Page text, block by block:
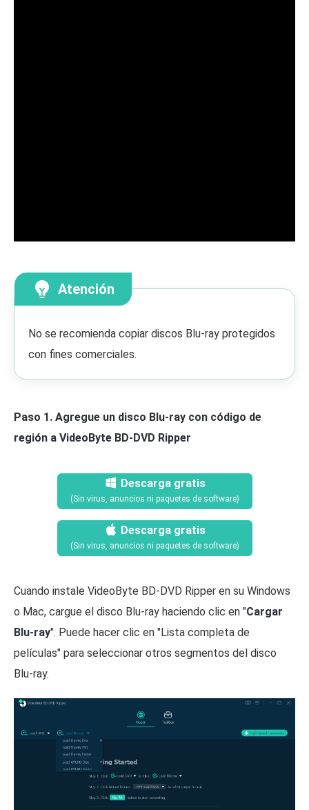
Atención
No se recomienda copiar discos Blu-ray protegidos
con fines comerciales.
Paso 1. Agregue un disco Blu-ray con código de
región a VideoByte BD-DVD Ripper
Descarga gratis
(Sin virus, anuncios ni paquetes de software)
Descarga gratis
(Sin virus, anuncios ni paquetes de software)
Cuando instale VideoByte BD-DVD Ripper en su Windows
o Mac, cargue el disco Blu-ray haciendo clic en "Cargar
Blu-ray". Puede hacer clic en "Lista completa de
películas" para seleccionar otros segmentos del disco
Blu-ray.